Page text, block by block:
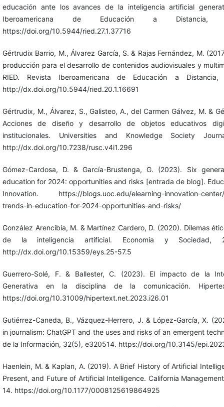
educación ante los avances de la inteligencia artificial
Iberoamericana de Educación a Distancia,
https://doi.org/10.5944/ried.27.1.37716
Gértrudix Barrio, M., Álvarez García, S. & Rajas Fernández, M.
producción para el desarrollo de contenidos audiovisuales y
RIED. Revista Iberoamericana de Educación a
http://dx.doi.org/10.5944/ried.20.1.16691
Gértrudix, M., Álvarez, S., Galisteo, A., del Carmen Gálvez, M. &
Acciones de diseño y desarrollo de objetos educativos
institucionales. Universities and Knowledge Society
http://dx.doi.org/10.7238/rusc.v4i1.296
Gómez-Cardosa, D. & García-Brustenga, G. (2023). Six
education for 2024: opportunities and risks [entrada de blog].
Innovation. https://blogs.uoc.edu/elearning-innovation-center/
trends-in-education-for-2024-opportunities-and-risks/
González Arencibia, M. & Martínez Cardero, D. (2020). Dilemas
de la inteligencia artificial. Economía y Sociedad,
http://dx.doi.org/10.15359/eys.25-57.5
Guerrero-Solé, F. & Ballester, C. (2023). El impacto de la
Generativa en la disciplina de la comunicación.
https://doi.org/10.31009/hipertext.net.2023.i26.01
Gutiérrez-Caneda, B., Vázquez-Herrero, J. & López-García, X.
in journalism: ChatGPT and the uses and risks of an emergent
de la Información, 32(5), e320514. https://doi.org/10.3145/
Haenlein, M. & Kaplan, A. (2019). A Brief History of Artificial
Present, and Future of Artificial Intelligence. California
14. https://doi.org/10.1177/0008125619864925